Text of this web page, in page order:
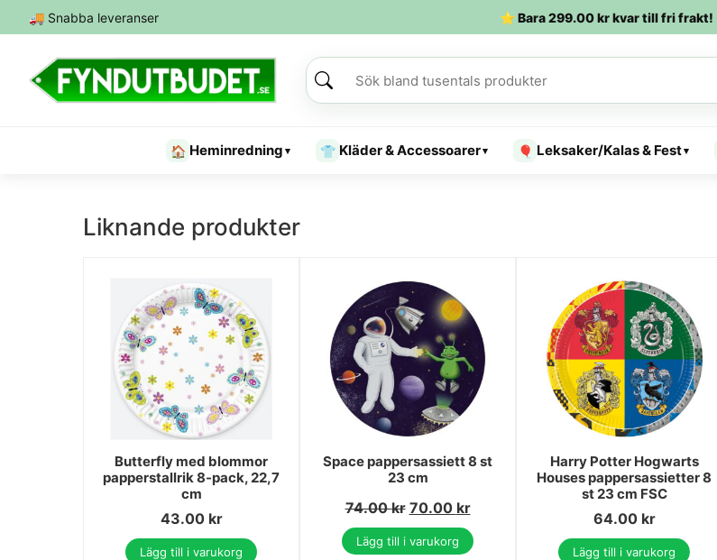
🚚 Snabba leveranser ⭐ Bara299.00krkvar till fri frakt!
🏠 Heminredning ▾ 👕 Kläder & Accessoarer▾ 🎈 Leksaker/Kalas & Fest▾
Liknande produkter
Butterfly med blommor
papperstallrik 8-pack, 22,7
cm
43.00 kr
Lägg till i varukorg
Space pappersassiett 8 st
23 cm
74.00kr 70.00 kr
Lägg till i varukorg
Harry Potter Hogwarts
Houses pappersassietter 8
st 23 cm FSC
64.00 kr
Lägg till i varukorg